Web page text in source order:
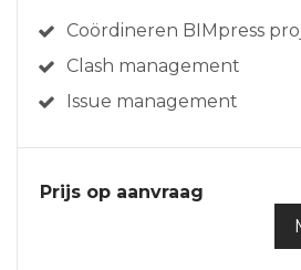
Coördineren BIMpress
Clash management
Issue management
Prijs op aanvraag